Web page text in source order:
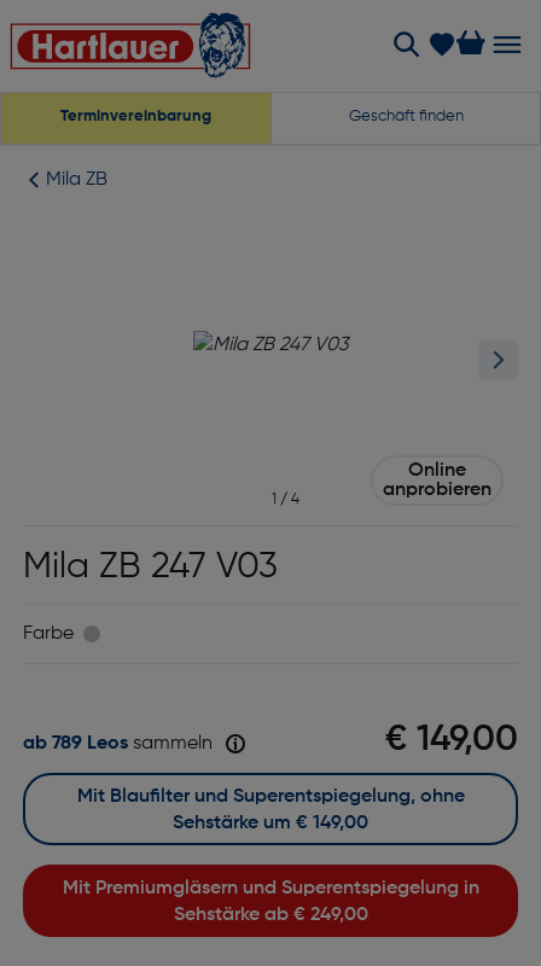
Terminvereinbarung Geschäft finden
Mila ZB
1 / 4
Online
anprobieren
Mila ZB 247 V03
Farbe
€ 149,00
ab 789 Leossammeln
Mit Premiumgläsern und Superentspiegelung in
Sehstärke ab € 249,00
Mit Blaufilter und Superentspiegelung, ohne
Sehstärke um € 149,00